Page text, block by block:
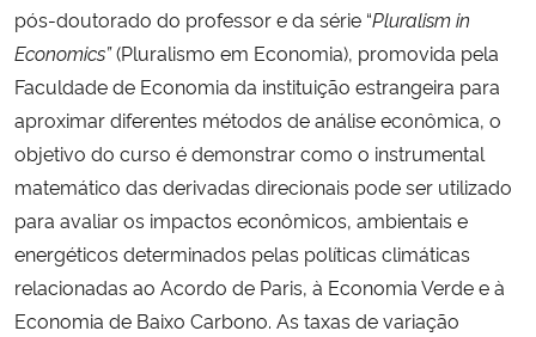
Controladoria-Geral da União
Ministério da Mulher, da Família e dos Direitos Humanos
Secretaria-Geral
Secretaria de Governo
Gabinete de Segurança Institucional
pós-doutorado do professor e da série “Pluralism in
Economics”(Pluralismo em Economia), promovida pela
Faculdade de Economia da instituição estrangeira para
aproximar diferentes métodos de análise econômica, o
objetivo do curso é demonstrar como o instrumental
matemático das derivadas direcionais pode ser utilizado
para avaliar os impactos econômicos, ambientais e
energéticos determinados pelas políticas climáticas
relacionadas ao Acordo de Paris, à Economia Verde e à
Economia de Baixo Carbono. As taxas de variação